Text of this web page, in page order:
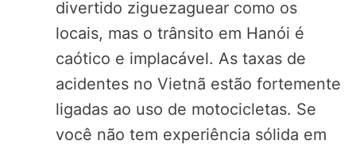
divertido ziguezaguear como os
locais, mas o trânsito em Hanói é
caótico e implacável. As taxas de
acidentes no Vietnã estão fortemente
ligadas ao uso de motocicletas. Se
você não tem experiência sólida em